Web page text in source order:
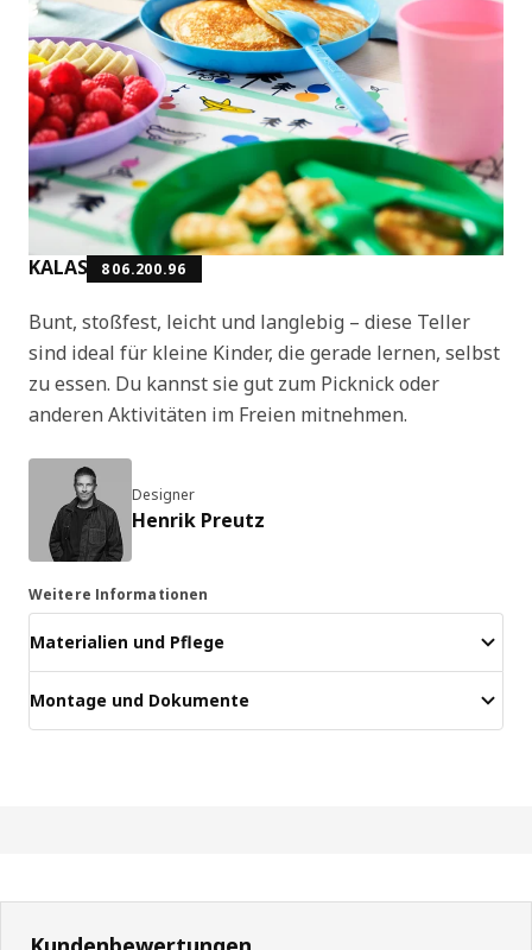
KALAS 806.200.96
Bunt, stoßfest, leicht und langlebig – diese Teller
sind ideal für kleine Kinder, die gerade lernen, selbst
zu essen. Du kannst sie gut zum Picknick oder
anderen Aktivitäten im Freien mitnehmen.
Designer
Henrik Preutz
Weitere Informationen
Materialien und Pflege
Montage und Dokumente